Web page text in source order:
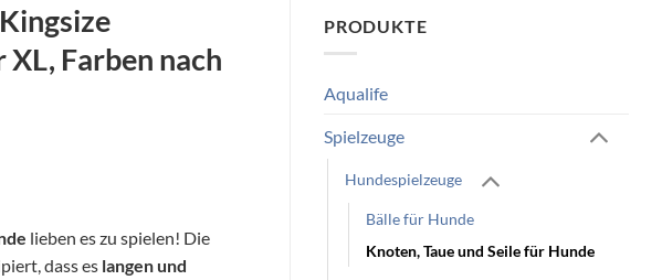
PRODUKTE
Aqualife
Spielzeuge
Hundespielzeuge
Bälle für Hunde
Knoten, Taue und Seile für Hunde
Farben nach
lieben es zu spielen! Die
dass es langen und